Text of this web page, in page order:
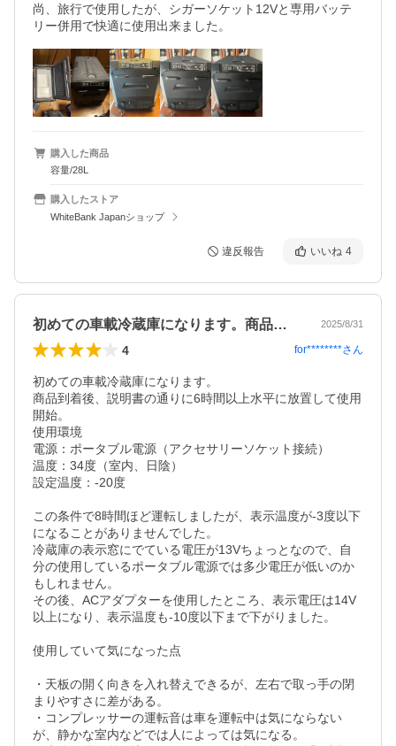
尚、旅行で使用したが、シガーソケット12Vと専用バッテ
リー併用で快適に使用出来ました。
購入した商品
容量/28L
購入したストア
WhiteBank Japanショップ
違反報告 いいね 4
初めての車載冷蔵庫になります。商品到着… 2025/8/31
4 for********さん
初めての車載冷蔵庫になります。
商品到着後、説明書の通りに6時間以上水平に放置して使用
開始。
使用環境
電源：ポータブル電源（アクセサリーソケット接続）
温度：34度（室内、日陰）
設定温度：-20度
この条件で8時間ほど運転しましたが、表示温度が-3度以下
になることがありませんでした。
冷蔵庫の表示窓にでている電圧が13Vちょっとなので、自
分の使用しているポータブル電源では多少電圧が低いのか
もしれません。
その後、ACアダプターを使用したところ、表示電圧は14V
以上になり、表示温度も-10度以下まで下がりました。
使用していて気になった点
・天板の開く向きを入れ替えできるが、左右で取っ手の閉
まりやすさに差がある。
・コンプレッサーの運転音は車を運転中は気にならない
が、静かな室内などでは人によっては気になる。